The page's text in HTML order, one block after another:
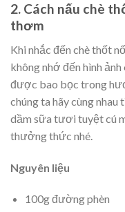
2. Cách nấu chè
thơm
Khi nhắc đến chè thốt
không nhớ đến hình
được bao bọc trong
chúng ta hãy cùng
dầm sữa tươi tuyệt cú
thưởng thức nhé.
Nguyên liệu
100g đường phèn